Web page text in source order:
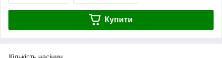
Купити
Кількість насінин